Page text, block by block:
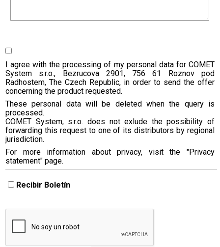
I agree with the processing of my personal data for COMET
System s.r.o., Bezrucova 2901, 756 61 Roznov pod
Radhostem, The Czech Republic, in order to send the offer
concerning the product requested.
These personal data will be deleted when the query is
processed.
COMET System, s.r.o. does not exlude the possibility of
forwarding this request to one of its distributors by regional
jurisdiction.
For more information about privacy, visit the "Privacy
statement" page.
Recibir Boletín